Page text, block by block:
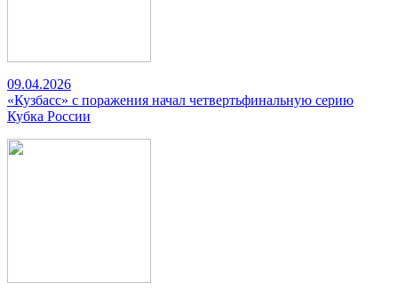
09.04.2026
«Кузбасс» с поражения начал четвертьфинальную серию
Кубка России